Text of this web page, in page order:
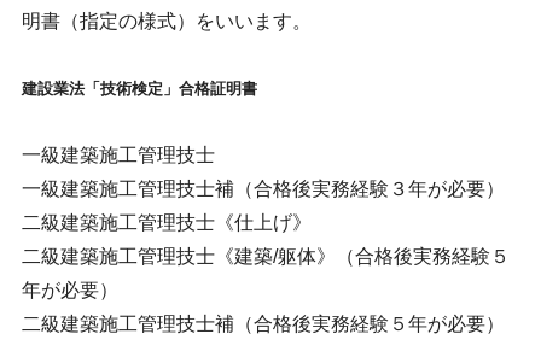
明書（指定の様式）をいいます。
建設業法「技術検定」合格証明書
一級建築施工管理技士
一級建築施工管理技士補（合格後実務経験３年が必要）
二級建築施工管理技士《仕上げ》
二級建築施工管理技士《建築/躯体》（合格後実務経験５
年が必要）
二級建築施工管理技士補（合格後実務経験５年が必要）